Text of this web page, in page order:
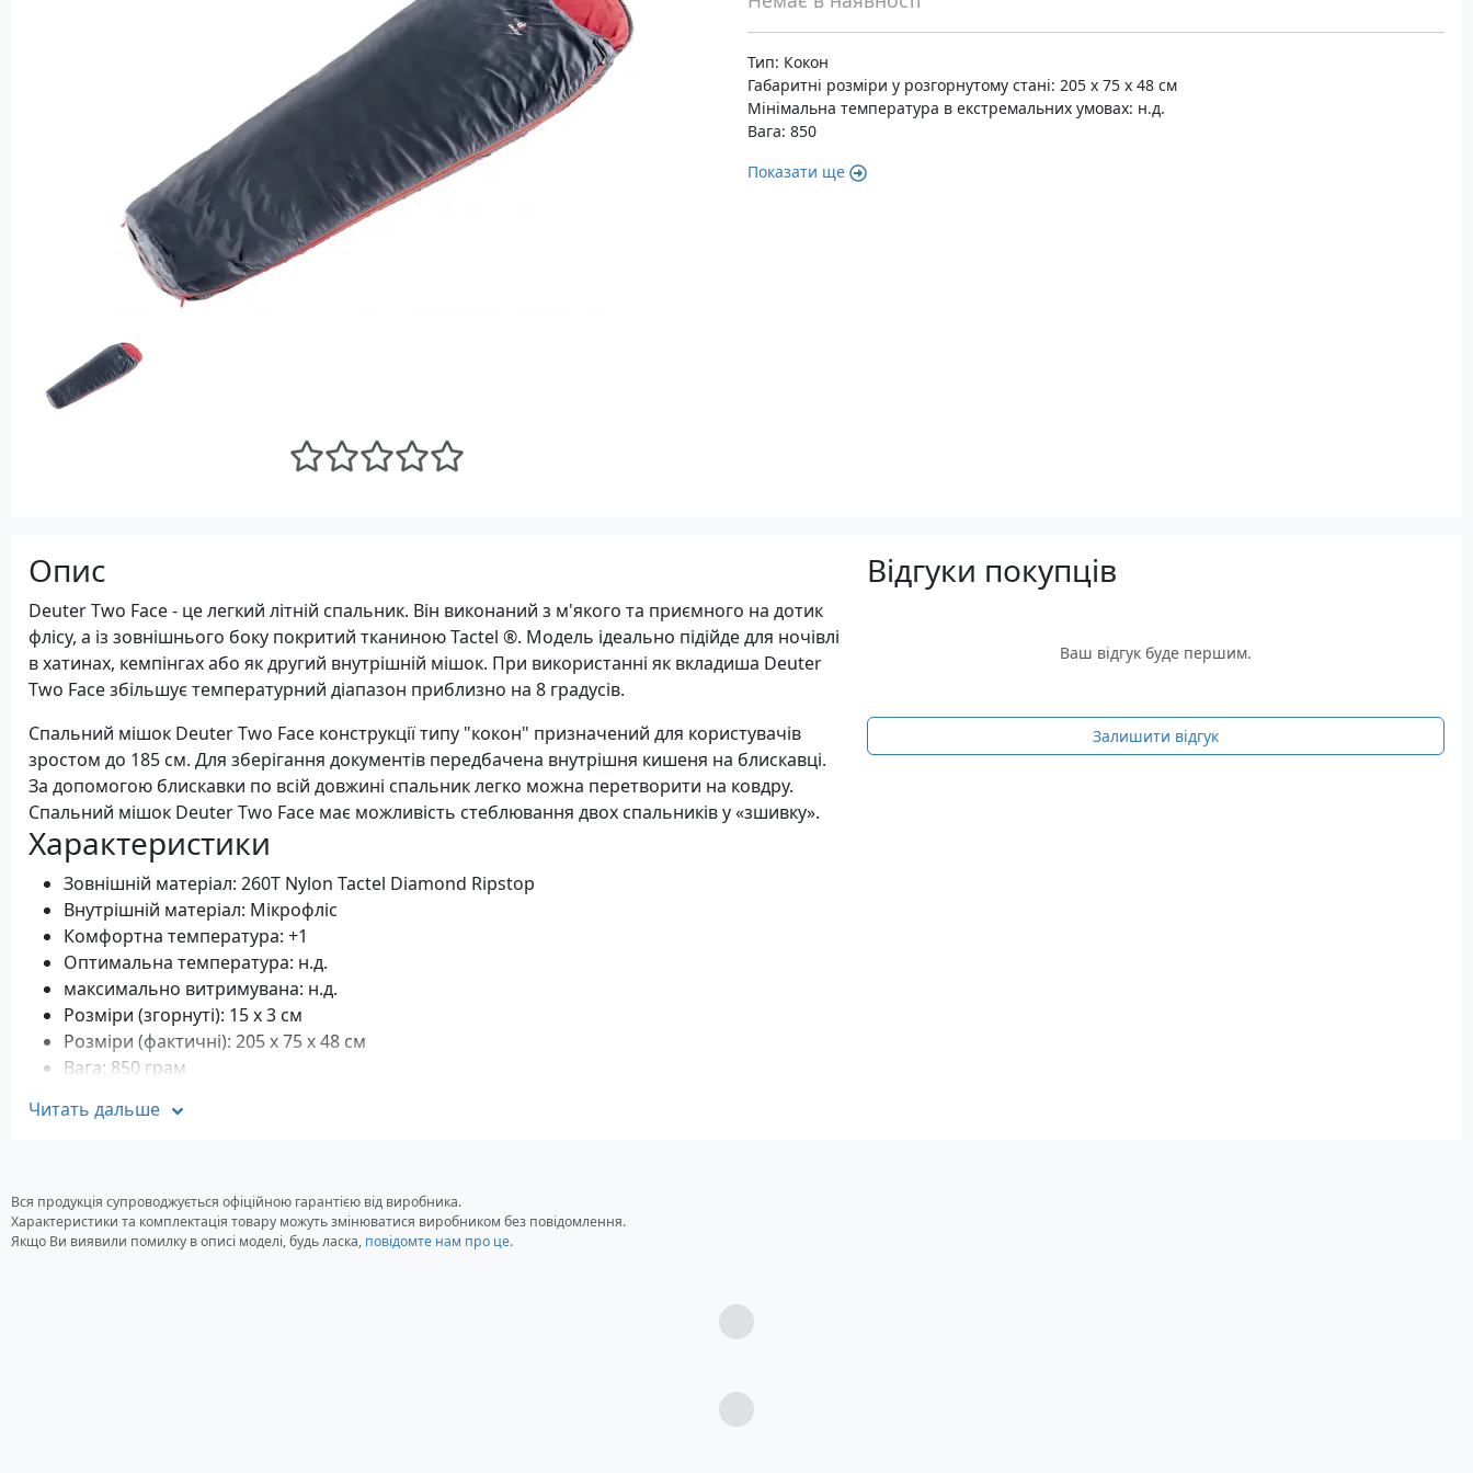
Тип: Кокон
Габаритні розміри у розгорнутому стані: 205 х 75 х 48 см
Мінімальна температура в екстремальних умовах: н.д.
Вага: 850
Показати ще
Опис
Deuter Two Face - це легкий літній спальник. Він виконаний з м'якого та приємного на дотик
флісу, а із зовнішнього боку покритий тканиною Tactel ®. Модель ідеально підійде для ночівлі
в хатинах, кемпінгах або як другий внутрішній мішок. При використанні як вкладиша Deuter
Two Face збільшує температурний діапазон приблизно на 8 градусів.
Спальний мішок Deuter Two Face конструкції типу "кокон" призначений для користувачів
зростом до 185 см. Для зберігання документів передбачена внутрішня кишеня на блискавці.
За допомогою блискавки по всій довжині спальник легко можна перетворити на ковдру.
Спальний мішок Deuter Two Face має можливість стеблювання двох спальників у «зшивку».
Характеристики
Зовнішній матеріал: 260T Nylon Tactel Diamond Ripstop
Внутрішній матеріал: Мікрофліс
Комфортна температура: +1
Оптимальна температура: н.д.
максимально витримувана: н.д.
Розміри (згорнуті): 15 х 3 см
Розміри (фактичні): 205 х 75 х 48 см
Вага: 850 грам
Комплектація
Читать дальше
Відгуки покупців
Ваш відгук буде першим.
Залишити відгук
Вся продукція супроводжується офіційною гарантією від виробника.
Характеристики та комплектація товару можуть змінюватися виробником без повідомлення.
Якщо Ви виявили помилку в описі моделі, будь ласка, повідомте нам про це.
Загрузка...
Загрузка...